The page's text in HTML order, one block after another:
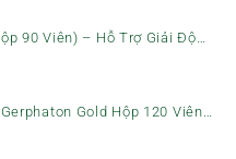
90 Viên) – Hỗ Trợ Giải Độc
Gold Hộp 120 Viên
Chóng Mặt & Rối Loạn Tiền